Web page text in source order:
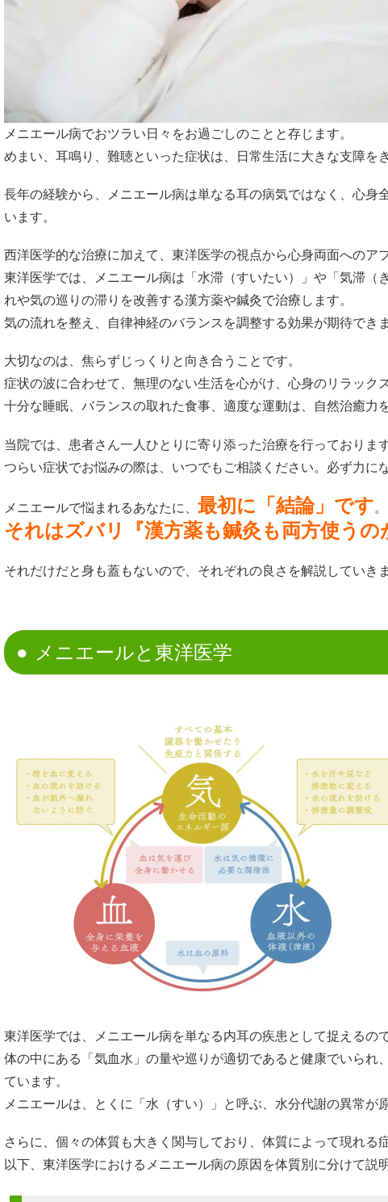
メニエール病でおツラい日々をお過ごしのことと存じます。
めまい、耳鳴り、難聴といった症状は、日常生活に大きな支障を
長年の経験から、メニエール病は単なる耳の病気ではなく、心身
います。
西洋医学的な治療に加えて、東洋医学の視点から心身両面へのア
東洋医学では、メニエール病は「水滞（すいたい）」や「気滞
れや気の巡りの滞りを改善する漢方薬や鍼灸で治療します。
気の流れを整え、自律神経のバランスを調整する効果が期待できま
大切なのは、焦らずじっくりと向き合うことです。
症状の波に合わせて、無理のない生活を心がけ、心身のリラック
十分な睡眠、バランスの取れた食事、適度な運動は、自然治癒力
当院では、患者さん一人ひとりに寄り添った治療を行っております
つらい症状でお悩みの際は、いつでもご相談ください。必ず力に
メニエールで悩まれるあなたに、最初に「結論」です。
それはズバリ『漢方薬も鍼灸も両方使うの
それだけだと身も蓋もないので、それぞれの良さを解説していき
メニエールと東洋医学
東洋医学では、メニエール病を単なる内耳の疾患として捉えるの
体の中にある「気血水」の量や巡りが適切であると健康でいられ
ています。
メニエールは、とくに「水（すい）」と呼ぶ、水分代謝の異常が
さらに、個々の体質も大きく関与しており、体質によって現れる
以下、東洋医学におけるメニエール病の原因を体質別に分けて説